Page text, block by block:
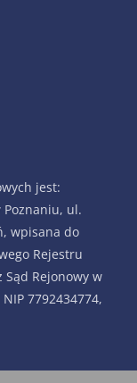
jest:
Poznaniu, ul.
wpisana do
Rejestru
Rejonowy w
7792434774,